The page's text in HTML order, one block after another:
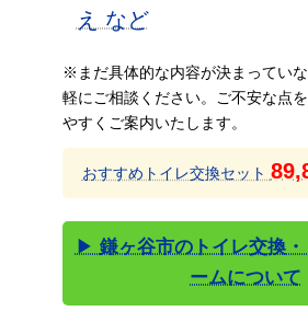
え など
※まだ具体的な内容が決まってい
軽にご相談ください。ご不安な点
やすくご案内いたします。
おすすめトイレ交換セット
▶ 鎌ヶ谷市のトイレ交換
ームについて